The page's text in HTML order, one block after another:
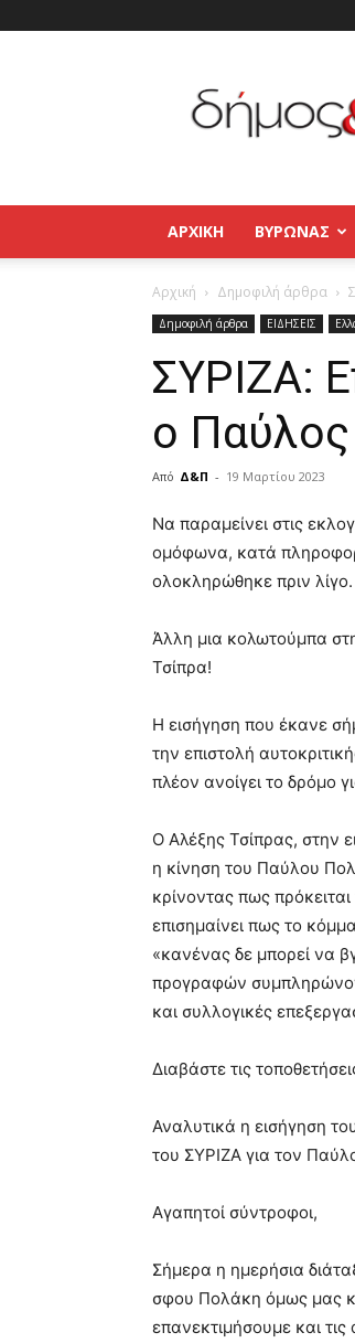
–
ΑΡΧΙΚΉ ΒΥΡΩΝΑΣ
Αρχική Δημοφιλή άρθρα
Δημοφιλή άρθρα ΕΙΔΗΣΕΙΣ
ΣΥΡΙΖΑ:
ο
Από Δ&Π - 19 Μαρτίου 2023
blonde
lesbians
very
hot
show. desi
brandi
teaches
you
meaning
pain.
pornhun
porn
Να παραμείνει στις
ομόφωνα, κατά
ολοκληρώθηκε πριν λίγο.
Άλλη μια κολωτούμπα
Τσίπρα!
Η εισήγηση που έκανε
την επιστολή
πλέον ανοίγει το δρόμο
Ο Αλέξης Τσίπρας, στην
η κίνηση του Παύλου
κρίνοντας πως
επισημαίνει πως το
«κανένας δε μπορεί να
προγραφών
και συλλογικές
Διαβάστε τις
Αναλυτικά η εισήγηση
του ΣΥΡΙΖΑ για τον
Αγαπητοί σύντροφοι,
Σήμερα η ημερήσια
σφου Πολάκη όμως μας
επανεκτιμήσουμε και τις